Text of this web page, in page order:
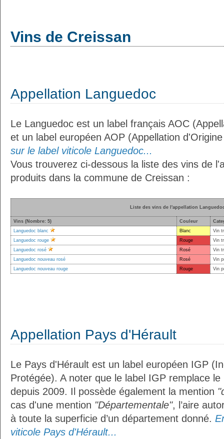
Vins de Creissan
Appellation Languedoc
Le Languedoc est un label français AOC
et un label européen AOP (Appellation
sur le label viticole Languedoc...
Vous trouverez ci-dessous la liste des vins de
produits dans la commune de Creissan :
Liste des vins de l'appellation
Vins (Nombre: 5) Couleur
Languedoc blanc
Blanc
Vin
Languedoc rouge
Rouge
Vin
Languedoc rosé
Rosé
Vin
Languedoc nouveau rosé
Rosé
Vin
Languedoc nouveau rouge
Rouge Vin
Appellation Pays d'Hérault
Le Pays d'Hérault est un label européen IGP
Protégée). A noter que le label IGP remplace
depuis 2009. Il possède également la mention
cas d'une mention "Départementale", l’aire
à toute la superficie d’un département donné.
viticole Pays d'Hérault...